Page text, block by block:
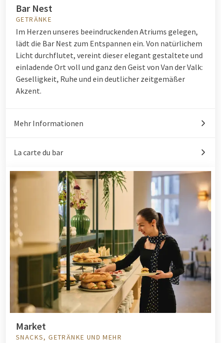
Bar Nest
GETRÄNKE
Im Herzen unseres beeindruckenden Atriums gelegen,
lädt die Bar Nest zum Entspannen ein. Von natürlichem
Licht durchflutet, vereint dieser elegant gestaltete und
einladende Ort voll und ganz den Geist von Van der Valk:
Geselligkeit, Ruhe und ein deutlicher zeitgemäßer
Akzent.
Mehr Informationen
La carte du bar
Market
SNACKS, GETRÄNKE UND MEHR